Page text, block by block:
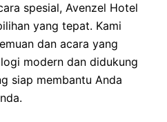
spesial, Avenzel Hotel
yang tepat. Kami
dan acara yang
modern dan didukung
siap membantu Anda